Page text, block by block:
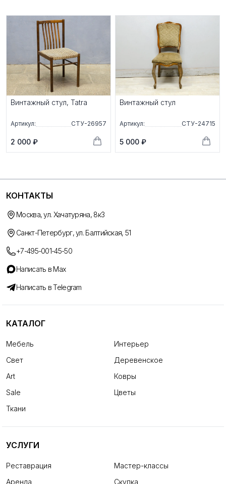
Винтажный стул, Tatra
Артикул: СТУ-26957
2 000 ₽
Винтажный стул
Артикул: СТУ-24715
5 000 ₽
КОНТАКТЫ
Москва, ул. Хачатуряна, 8к3
Санкт-Петербург, ул. Балтийская, 51
+7-495-001-45-50
Написать в Max
Написать в Telegram
КАТАЛОГ
Мебель
Интерьер
Свет
Деревенское
Art
Ковры
Sale
Цветы
Ткани
УСЛУГИ
Реставрация
Мастер-классы
Аренда
Скупка